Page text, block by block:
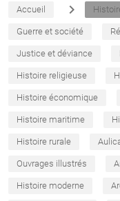
Accueil navigate_next
Guerre et société
Justice et déviance
Histoire religieuse
Histoire économique
Histoire maritime
Histoire rurale
Ouvrages illustrés
Histoire moderne